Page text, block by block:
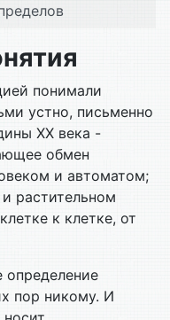
понимали
устно, письменно
ХХ века -
обмен
и автоматом;
растительном
к клетке, от
пор никому. И